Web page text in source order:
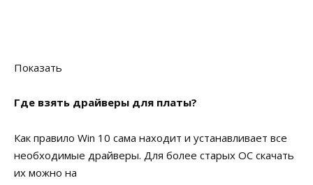
Показать
Где взять драйверы для платы?
Как правило Win 10 сама находит и устанавливает все
необходимые драйверы. Для более старых ОС скачать
их можно на